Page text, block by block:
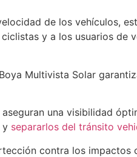
de los vehículos,
y a los usuarios de
Multivista Solar
una visibilidad
y separarlos del tránsito
contra los impactos